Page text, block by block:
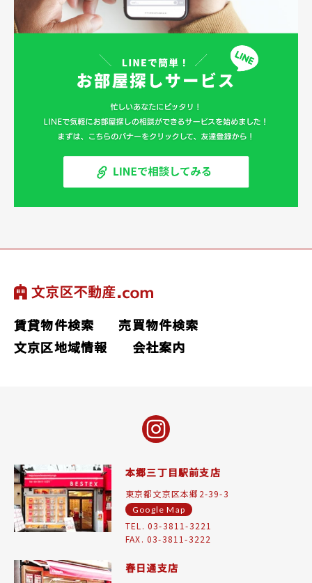
賃貸物件検索
売買物件検索
文京区地域情報
会社案内
本郷三丁目駅前支店
東京都文京区本郷2-39-3
Google Map
TEL. 03-3811-3221
FAX. 03-3811-3222
春日通支店